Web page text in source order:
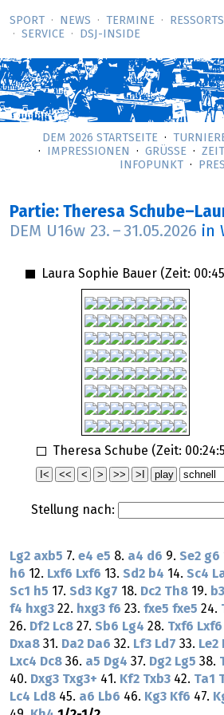
SPORT NEWS TERMINE
RESSORTS
SERVICE
DSJ-­INSIDE
DEM 2026 STARTSEITE
IMPRESSIONEN
GRÜSSE
INFOPUNKT
Partie: Theresa
DEM U16w 23. – 31.05.2026 in
Laura Sophie Bauer (Zeit:
Theresa Schube (Zeit:
Stellung nach:
Lg2 axb5 7. e4 e5 8. a4 d6 9. Se2 g6
h6 12. Lxf6 Lxf6 13. Sd2 b4 14. Sc4
Sc1
h5 17. Sd3 Kg7 18. Dc2 Th8 19. b3
f4 hxg3 22. hxg3 f6 23. fxe5 fxe5 24.
26. Df2 Lc8 27. Sb6 Lg4 28. Txf6 Lxf6
Dxa8 31. Da2 Da6 32. Lf3 Ld7 33. Le2
Lxc4 Dc8 36. a5 Dg4 37. Dg2 Lg5 38.
40. Dxg3 Txg3+ 41. Kf2 Txb3 42. Ta1
Lc4 Ld8 45. a6 Lb6 46. Kg3 Kf6 47.